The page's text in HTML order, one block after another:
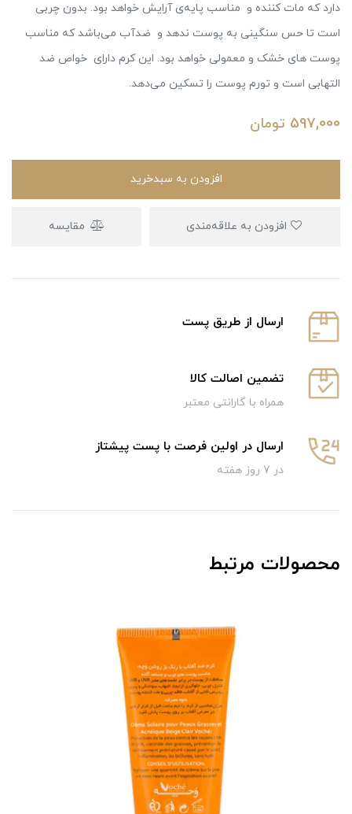
دارد که مات کننده‌ و مناسب پایه‌ی آرایش خواهد بود. بدون چربی
است تا حس سنگینی به پوست ندهد و ضدآب می‌باشد که مناسب
پوست های خشک و معمولی خواهد بود. این کرم دارای خواص ضد
التهابی است و تورم پوست را تسکین می‌دهد.
597,000 تومان
افزودن به سبدخرید
مقایسه
ارسال از طریق پست
تضمین اصالت کالا
همراه با گارانتی معتبر
ارسال در اولین فرصت با پست پیشتاز
در 7 روز هفته
محصولات مرتبط